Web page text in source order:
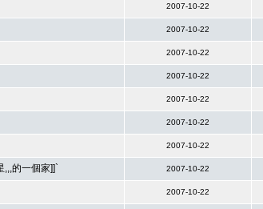
2007-10-22
2007-10-22
2007-10-22
2007-10-22
2007-10-22
2007-10-22
2007-10-22
,,,的一個家]]` 2007-10-22
2007-10-22